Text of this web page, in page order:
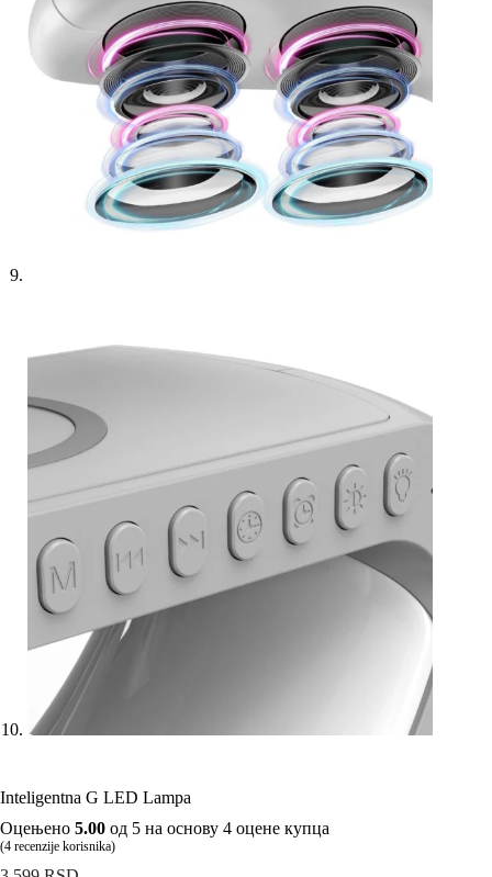
Inteligentna G LED Lampa
Оцењено 5.00 од 5 на основу 4 оцене купца
(4 recenzije korisnika)